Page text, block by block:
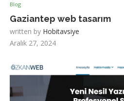
Blog
Gaziantep web tasarım
written by Hobitavsiye
Aralık 27, 2024